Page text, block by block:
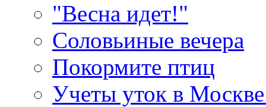
"Весна идет!"
Соловьиные вечера
Покормите птиц
Учеты уток в